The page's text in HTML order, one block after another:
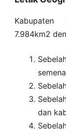
7.984km2
dan